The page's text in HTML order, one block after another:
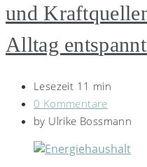
und
Alltag
Lesezeit 11 min
0 Kommentare
by Ulrike Bossmann